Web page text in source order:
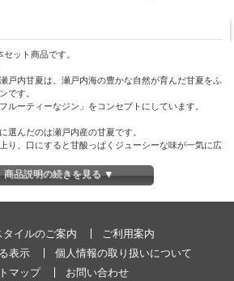
ット商品です。
戸内甘夏は、瀬戸内海の豊かな自然が育んだ甘夏をふ
です。
ルーティーなジン」をコンセプトにしています。
選んだのは瀬戸内産の甘夏です。
り、口にすると甘酸っぱくジューシーな味が一気に広
形で世界中の方に届けたいと考えました。
薫り高い緑茶、ジュニパーベリーとあえて素材を厳選
さしい甘さと口いっぱいに広がる甘夏の風味をお楽し
ルに閉じ込め、その美味しさを世界に伝えるために作
品説明の続きを見る ▼
タイルのご案内
ご利用案内
表示
個人情報の取り扱いについて
マップ
お問い合わせ